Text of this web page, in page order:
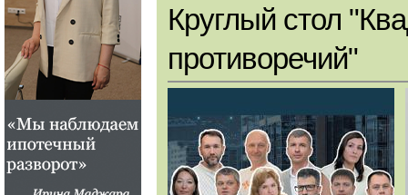
Круглый стол
противоречий"